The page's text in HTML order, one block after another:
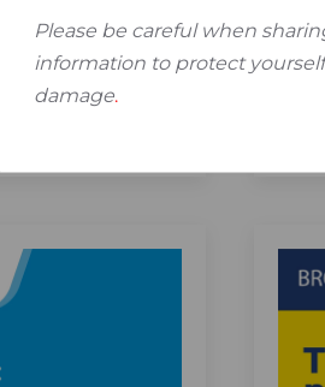
Please be careful when
information to protect
damage.